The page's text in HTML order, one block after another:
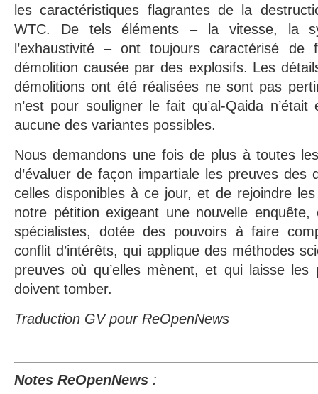
les caractéristiques flagrantes de la
WTC. De tels éléments – la vitesse, la
l’exhaustivité – ont toujours caractérisé de
démolition causée par des explosifs. Les
démolitions ont été réalisées ne sont pas
n’est pour souligner le fait qu’al-Qaida
aucune des variantes possibles.
Nous demandons une fois de plus à toutes
d’évaluer de façon impartiale les preuves des
celles disponibles à ce jour, et de rejoindre
notre pétition exigeant une nouvelle
spécialistes, dotée des pouvoirs à faire
conflit d’intérêts, qui applique des méthodes
preuves où qu’elles mènent, et qui laisse
doivent tomber.
Traduction GV pour ReOpenNews
Notes ReOpenNews :